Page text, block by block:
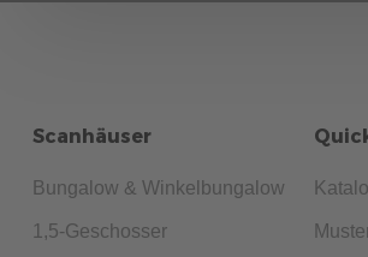
Scanhäuser
Bungalow & Winkelbungalow
1,5-Geschosser